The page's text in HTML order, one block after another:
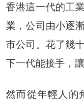
香港這一代的工
業，公司由小逐
市公司。花了幾
下一代能接手，
然而從年輕人的